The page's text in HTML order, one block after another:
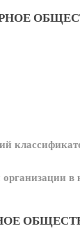
организации